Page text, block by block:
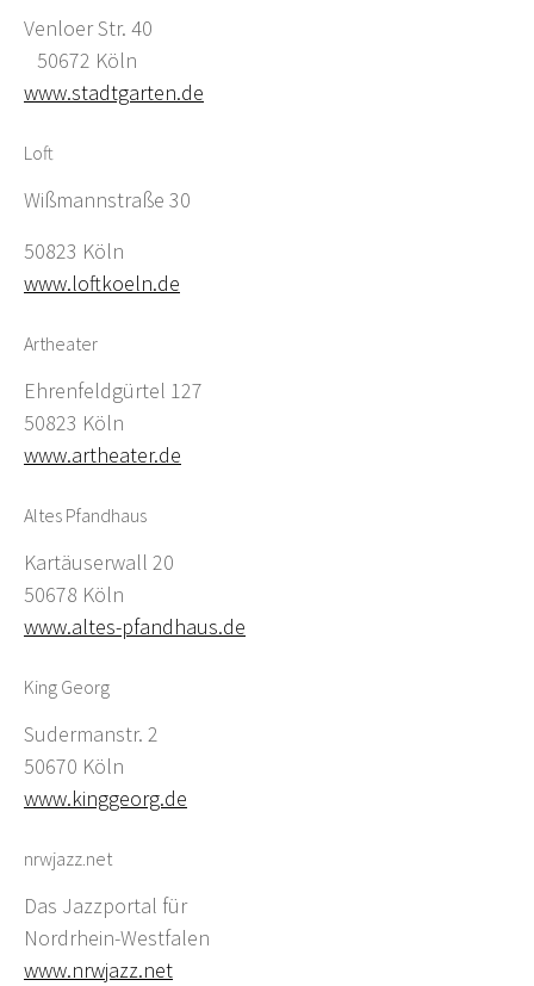
Venloer Str. 40
50672 Köln
www.stadtgarten.de
Loft
Wißmannstraße 30
50823 Köln
www.loftkoeln.de
Artheater
Ehrenfeldgürtel 127
50823 Köln
www.artheater.de
Altes Pfandhaus
Kartäuserwall 20
50678 Köln
www.altes-pfandhaus.de
King Georg
Sudermanstr. 2
50670 Köln
www.kinggeorg.de
nrwjazz.net
Das Jazzportal für
Nordrhein-Westfalen
www.nrwjazz.net